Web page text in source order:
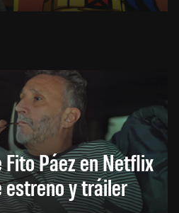
Páez en Netflix
estreno y tráiler